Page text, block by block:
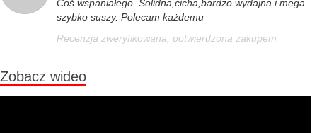
Coś wspaniałego. Solidna,cicha,bardzo wydajna i mega
szybko suszy. Polecam każdemu
Recenzja zweryfikowana, potwierdzona zakupem
Zobacz wideo